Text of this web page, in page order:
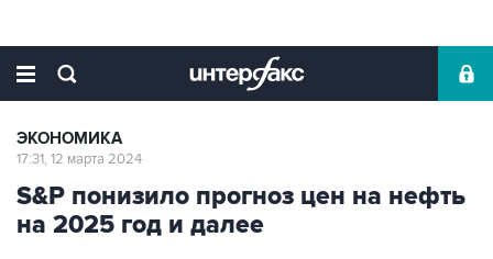
ЭКОНОМИКА
17:31, 12 марта 2024
S&P понизило прогноз цен на нефть
на 2025 год и далее